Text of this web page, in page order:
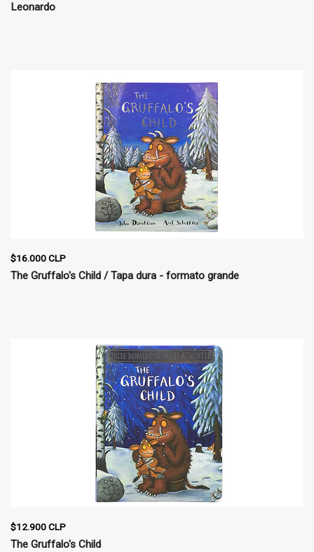
Leonardo
$16.000 CLP
The Gruffalo's Child / Tapa dura - formato grande
$12.900 CLP
The Gruffalo's Child